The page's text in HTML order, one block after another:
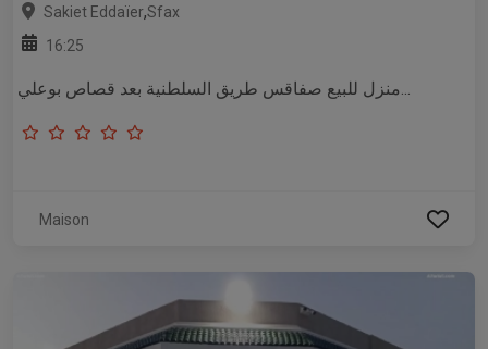
Sakiet Eddaïer,Sfax
16:25
منزل للبيع صفاقس طريق السلطنية بعد قصاص بوعلي...
Maison